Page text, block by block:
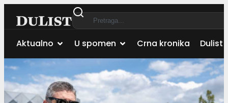
Aktualno U spomen Crna kronika Dulist